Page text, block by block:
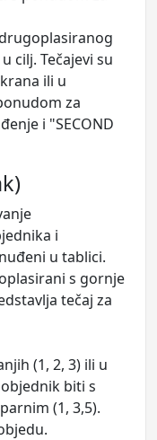
drugoplasiranog
cilj. Tečajevi su
ili u
za
i "SECOND
i
u tablici.
s gornje
tečaj za
(1, 2, 3) ili u
biti s
(1, 3,5).